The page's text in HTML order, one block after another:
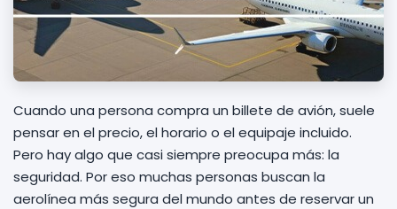
Cuando una persona compra un billete de avión, suele
pensar en el precio, el horario o el equipaje incluido.
Pero hay algo que casi siempre preocupa más: la
seguridad. Por eso muchas personas buscan la
aerolínea más segura del mundo antes de reservar un